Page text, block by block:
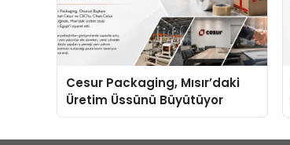
Cesur Packaging, Mısır’daki
Üretim Üssünü Büyütüyor